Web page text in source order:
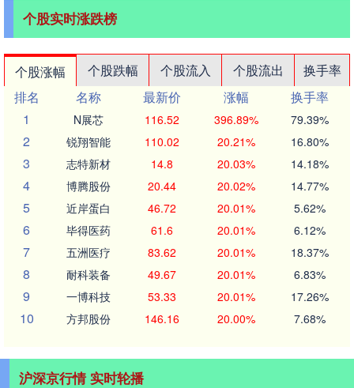
个股实时涨跌榜
个股涨幅 个股跌幅 个股流入 个股流出
换手率
排名
名称 最新价 涨幅
换手率
1
N展芯 116.52 396.89% 79.39%
2 锐翔智能 110.02 20.21% 16.80%
3 志特新材 14.8 20.03% 14.18%
4 博腾股份 20.44 20.02% 14.77%
5 近岸蛋白 46.72 20.01% 5.62%
6 毕得医药 61.6 20.01% 6.12%
7 五洲医疗 83.62 20.01% 18.37%
8 耐科装备 49.67 20.01% 6.83%
9 一博科技 53.33 20.01% 17.26%
10 方邦股份 146.16 20.00% 7.68%
沪深京行情 实时轮播